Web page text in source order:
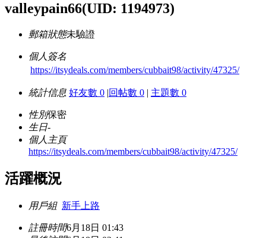
valleypain66(UID: 1194973)
郵箱狀態未驗證
個人簽名
https://itsydeals.com/members/cubbait98/activity/47325/
統計信息 好友數 0 |回帖數 0 | 主題數 0
性別保密
生日-
個人主頁
https://itsydeals.com/members/cubbait98/activity/47325/
活躍概況
用戶組 新手上路
註冊時間6月18日 01:43